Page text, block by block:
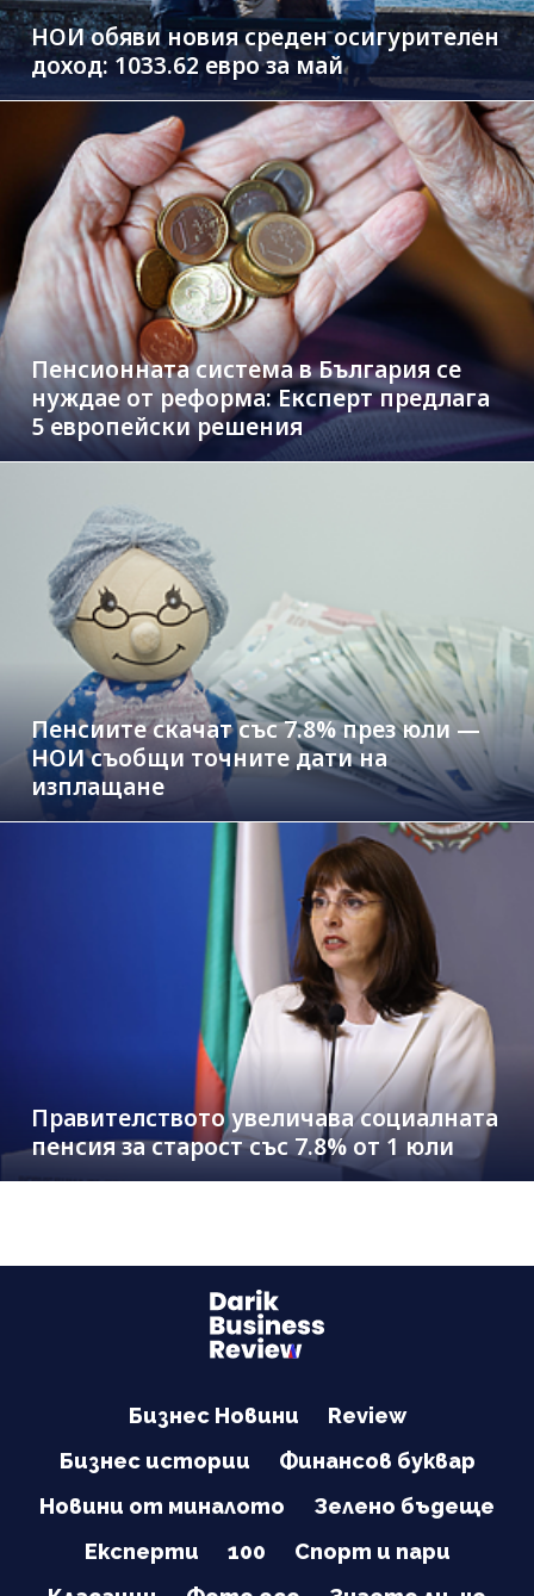
НОИ обяви новия среден осигурителен
доход: 1033.62 евро за май
Пенсионната система в България се
нуждае от реформа: Експерт предлага
5 европейски решения
Пенсиите скачат със 7.8% през юли —
НОИ съобщи точните дати на
изплащане
Правителството увеличава социалната
пенсия за старост със 7.8% от 1 юли
Бизнес Новини
Review
Бизнес истории
Финансов буквар
Новини от миналото
Зелено бъдеще
Експерти
100
Спорт и пари